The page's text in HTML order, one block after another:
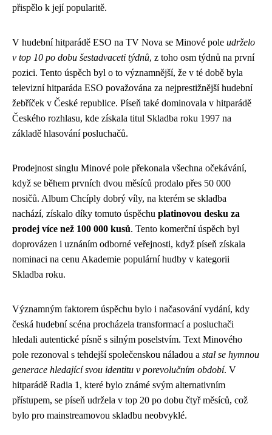
přispělo k její popularitě.
V hudební hitparádě ESO na TV Nova se Minové pole udrželo
v top 10 po dobu šestadvaceti týdnů, z toho osm týdnů na první
pozici. Tento úspěch byl o to významnější, že v té době byla
televizní hitparáda ESO považována za nejprestižnější hudební
žebříček v České republice. Píseň také dominovala v hitparádě
Českého rozhlasu, kde získala titul Skladba roku 1997 na
základě hlasování posluchačů.
Prodejnost singlu Minové pole překonala všechna očekávání,
když se během prvních dvou měsíců prodalo přes 50 000
nosičů. Album Chcíply dobrý víly, na kterém se skladba
nachází, získalo díky tomuto úspěchu platinovou desku za
prodej více než 100 000 kusů. Tento komerční úspěch byl
doprovázen i uznáním odborné veřejnosti, když píseň získala
nominaci na cenu Akademie populární hudby v kategorii
Skladba roku.
Významným faktorem úspěchu bylo i načasování vydání, kdy
česká hudební scéna procházela transformací a posluchači
hledali autentické písně s silným poselstvím. Text Minového
pole rezonoval s tehdejší společenskou náladou a stal se hymnou
generace hledající svou identitu v porevolučním období. V
hitparádě Radia 1, které bylo známé svým alternativním
přístupem, se píseň udržela v top 20 po dobu čtyř měsíců, což
bylo pro mainstreamovou skladbu neobvyklé.